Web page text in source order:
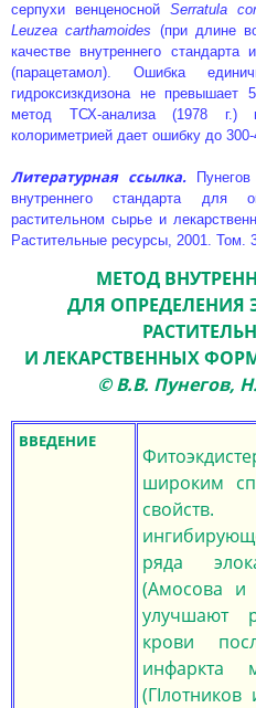
серпухи венценосной Serratula
Leuzea carthamoides (при длине
качестве внутреннего стандарта
(парацетамол). Ошибка
гидроксизкдизона не
метод ТСХ-анализа (1978 г.)
колориметрией дает ошибку до
Литературная ссылка.Пунегов
внутреннего стандарта для
растительном сырье и
Растительные ресурсы, 2001. Том.
МЕТОД
ДЛЯ ОПРЕДЕЛЕНИЯ
И ЛЕКАРСТВЕННЫХ
© В.В. Пунегов,
ВВЕДЕНИЕ
широким
ряда
(Амосова и
улучшают
крови
инфаркта